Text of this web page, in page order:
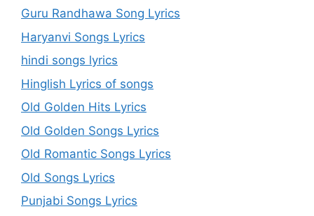
Guru Randhawa Song Lyrics
Haryanvi Songs Lyrics
hindi songs lyrics
Hinglish Lyrics of songs
Old Golden Hits Lyrics
Old Golden Songs Lyrics
Old Romantic Songs Lyrics
Old Songs Lyrics
Punjabi Songs Lyrics